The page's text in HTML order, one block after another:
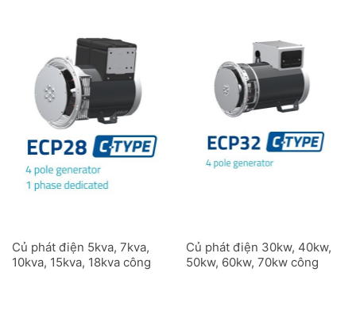
Củ phát điện 5kva, 7kva,
10kva, 15kva, 18kva công
Củ phát điện 30kw, 40kw,
50kw, 60kw, 70kw công